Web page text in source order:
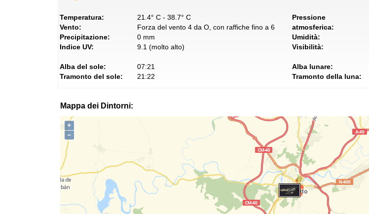
Temperatura:
21.4° C - 38.7° C
Vento:
Forza del vento 4 da O, con raffiche fino a 6
Precipitazione:
0 mm
Indice UV:
9.1 (molto alto)
Pressione
atmosferica:
Umidità:
Visibilità:
Alba del sole:
07:21
Tramonto del sole:
21:22
Alba lunare:
Tramonto della luna:
Mappa dei Dintorni:
+
−